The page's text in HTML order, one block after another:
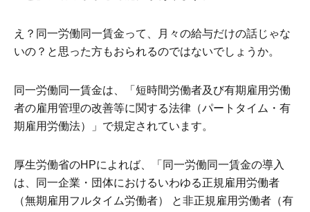
え？同一労働同一賃金って、月々の給与だけの話じゃな
いの？と思った方もおられるのではないでしょうか。
同一労働同一賃金は、「短時間労働者及び有期雇用労働
者の雇用管理の改善等に関する法律（パートタイム・有
期雇用労働法）」で規定されています。
厚生労働省のHPによれば、「同一労働同一賃金の導入
は、同一企業・団体におけるいわゆる正規雇用労働者
（無期雇用フルタイム労働者） と非正規雇用労働者（有